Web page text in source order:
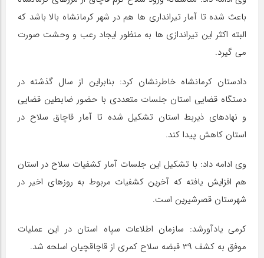
باعث شده تا آمار تیرانداری ها هم در شهر کرمانشاه بالا باشد که
البته اکثر این تیراندازی ها به منظور ایجاد رعب و وحشت صورت
می گیرد.
دادستان کرمانشاه خاطرنشان کرد: بنابراین از سال گذشته در
دستگاه قضایی استان جلسات متعددی با حضور ضابطین قضایی
و نهادهای ذیربط استان تشکیل شده تا آمار قاچاق سلاح در
استان کاهش پیدا کند.
وی ادامه داد: با تشکیل این جلسات آمار کشفیات سلاح در استان
هم افزایش یافته که آخرین کشفیات مربوط به روزهای اخیر در
شهرستان قصرشیرین است.
کرمی یادآورشد: سازمان اطلاعات سپاه استان در این عملیات
موفق به کشف ۳۹ قبضه سلاح کمری از قاچاقچیان اسلحه شد.